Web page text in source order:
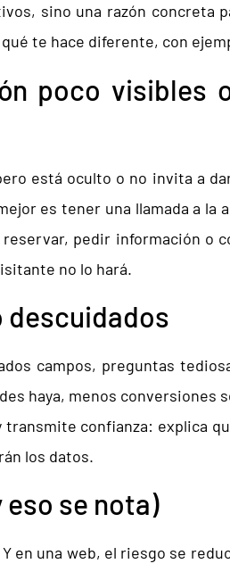
sino una razón concreta
te hace diferente, con
poco visibles
está oculto o no invita a
es tener una llamada a la
pedir información o
no lo hará.
descuidados
campos, preguntas
haya, menos conversiones
confianza: explica
los datos.
eso se nota)
en una web, el riesgo se